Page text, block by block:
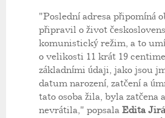
"Poslední adresa připomíná
připravil o život
komunistický režim, a to
o velikosti 11 krát 19
základními údaji, jako jsou
datum narození, zatčení a
tato osoba žila, byla zatčena
nevrátila," popsala Edita